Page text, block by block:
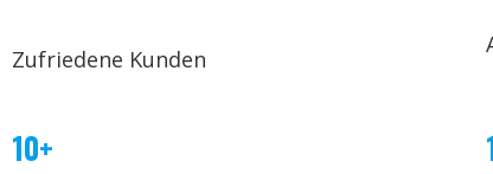
Zufriedene Kunden
10+